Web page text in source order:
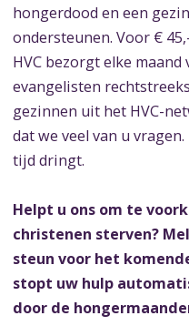
hongerdood en een
ondersteunen. Voor €
HVC bezorgt elke
evangelisten
gezinnen uit het HVC-
dat we veel van u
tijd dringt.
Helpt u ons om te
christenen sterven?
steun voor het
stopt uw hulp
door de